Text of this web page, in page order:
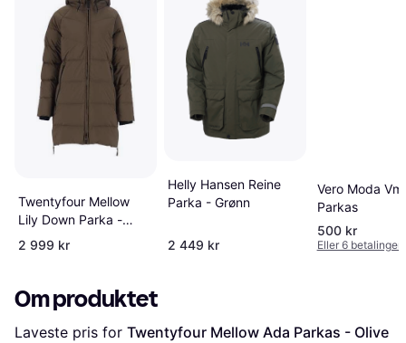
Twentyfour Mellow
Lily Down Parka -
Army Green
2 999 kr
Helly Hansen Reine
Parka - Grønn
2 449 kr
Vero Moda
Parkas
500 kr
Eller 6 betalinger
Om produktet
Laveste pris for Twentyfour Mellow Ada Parkas - Olive